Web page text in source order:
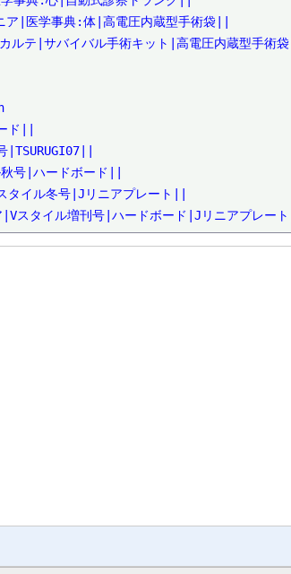
ア|医学事典:体|高電圧内蔵型手術袋||
ルテ|サバイバル手術キット|高電圧内蔵型手術袋|
ド||
|TSURUGI07||
号|ハードボード||
タイル冬号|Jリニアプレート||
スタイル増刊号|ハードボード|Jリニアプレート|